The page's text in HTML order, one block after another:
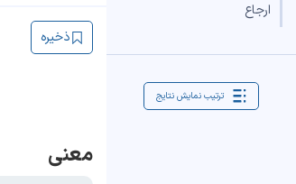
ارجاع
ترتیب نمایش نتایج
ذخیره
معنی